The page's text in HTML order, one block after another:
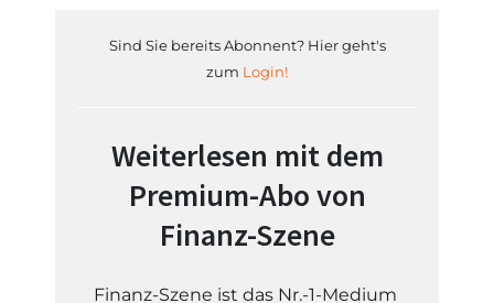
Sind Sie bereits Abonnent? Hier geht's
zum Login!
Weiterlesen mit dem
Premium-Abo von
Finanz-Szene
Finanz-Szene ist das Nr.-1-Medium